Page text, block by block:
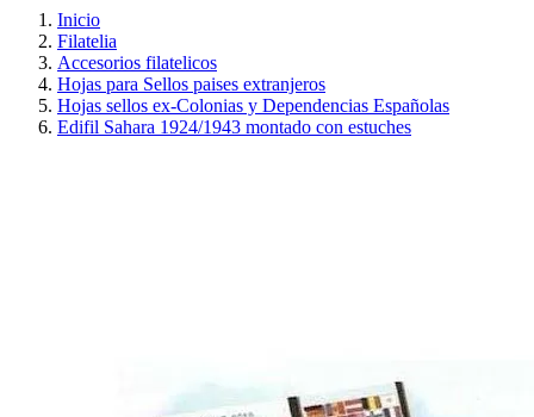
Inicio
Filatelia
Accesorios filatelicos
Hojas para Sellos paises extranjeros
Hojas sellos ex-Colonias y Dependencias Españolas
Edifil Sahara 1924/1943 montado con estuches